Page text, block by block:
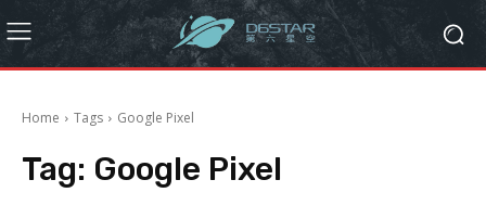
Home Tags Google Pixel
Tag: Google Pixel